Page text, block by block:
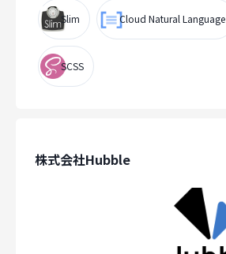
Slim Cloud Natural Language
SCSS
株式会社Hubble